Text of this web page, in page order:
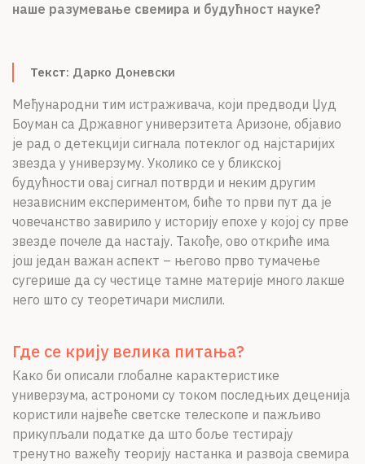
ЦПН
наше разумевање свемира и будућност науке?
Текст: Дарко Доневски
Међународни тим истраживача, који предводи Џуд
Боуман са Државног универзитета Аризоне, објавио
је рад о детекцији сигнала потеклог од најстаријих
звезда у универзуму. Уколико се у бликској
будућности овај сигнал потврди и неким другим
независним експериментом, биће то први пут да је
човечанство завирило у историју епохе у којој су прве
звезде почеле да настају. Такође, ово откриће има
још један важан аспект – његово прво тумачење
сугерише да су честице тамне материје много лакше
него што су теоретичари мислили.
Где се крију велика питања?
Како би описали глобалне карактеристике
универзума, астрономи су током последњих деценија
користили највеће светске телескопе и пажљиво
прикупљали податке да што боље тестирају
тренутно важећу теорију настанка и развоја свемира